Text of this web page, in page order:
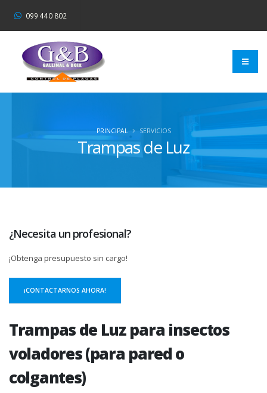
099 440 802
Trampas de Luz
PRINCIPAL SERVICIOS
¿Necesita un profesional?
¡Obtenga presupuesto sin cargo!
¡CONTACTARNOS AHORA!
Trampas de Luz para insectos
voladores (para pared o
colgantes)